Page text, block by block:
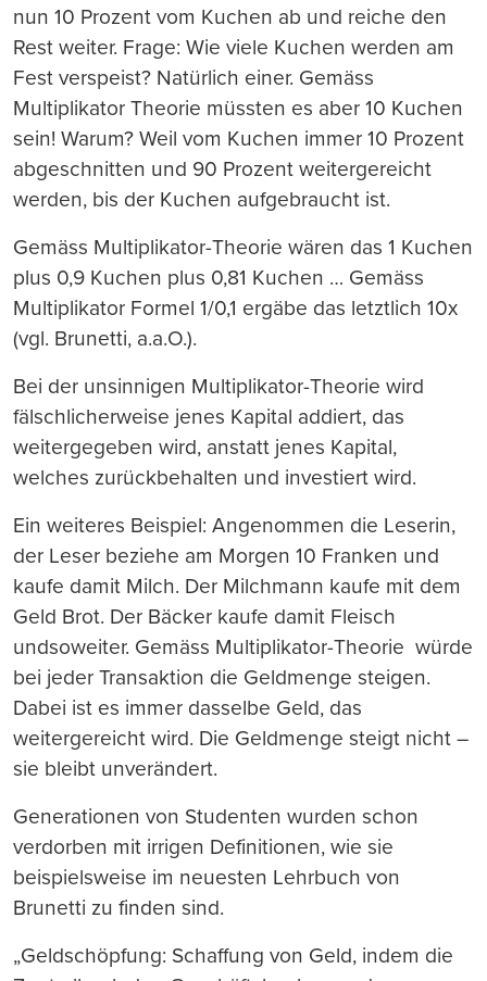
nun 10 Prozent vom Kuchen ab und reiche den
Rest weiter. Frage: Wie viele Kuchen werden am
Fest verspeist? Natürlich einer. Gemäss
Multiplikator Theorie müssten es aber 10 Kuchen
sein! Warum? Weil vom Kuchen immer 10 Prozent
abgeschnitten und 90 Prozent weitergereicht
werden, bis der Kuchen aufgebraucht ist.
Gemäss Multiplikator-Theorie wären das 1 Kuchen
plus 0,9 Kuchen plus 0,81 Kuchen … Gemäss
Multiplikator Formel 1/0,1 ergäbe das letztlich 10x
(vgl. Brunetti, a.a.O.).
Bei der unsinnigen Multiplikator-Theorie wird
fälschlicherweise jenes Kapital addiert, das
weitergegeben wird, anstatt jenes Kapital,
welches zurückbehalten und investiert wird.
Ein weiteres Beispiel: Angenommen die Leserin,
der Leser beziehe am Morgen 10 Franken und
kaufe damit Milch. Der Milchmann kaufe mit dem
Geld Brot. Der Bäcker kaufe damit Fleisch
undsoweiter. Gemäss Multiplikator-Theorie würde
bei jeder Transaktion die Geldmenge steigen.
Dabei ist es immer dasselbe Geld, das
weitergereicht wird. Die Geldmenge steigt nicht –
sie bleibt unverändert.
Generationen von Studenten wurden schon
verdorben mit irrigen Definitionen, wie sie
beispielsweise im neuesten Lehrbuch von
Brunetti zu finden sind.
„Geldschöpfung: Schaffung von Geld, indem die